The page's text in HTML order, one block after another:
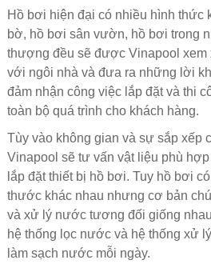
Hồ bơi hiện đại có nhiều hình thức
bờ, hồ bơi sân vườn, hồ bơi trong
thượng đều sẽ được Vinapool
với ngôi nhà và đưa ra những lời
đảm nhận công việc lắp đặt và thi
toàn bộ quá trình cho khách hàng.
Tùy vào không gian và sự sắp xếp
Vinapool sẽ tư vấn vật liệu phù
lắp đặt thiết bị hồ bơi. Tuy hồ bơi
thước khác nhau nhưng cơ bản
và xử lý nước tương đối giống
hệ thống lọc nước và hệ thống xử
làm sạch nước mỗi ngày.